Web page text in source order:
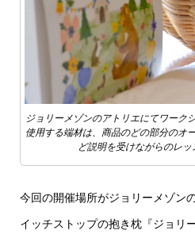
ジョリーメゾンのアトリエにてワーク
使用する端材は、商品のどの部分のオ
ど説明を受けながらのレッ
今回の開催場所がジョリーメゾン
イッチストップの抱き枕『ジョリ